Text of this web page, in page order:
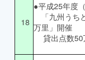
18
●平成25年度
「九州うち
万里」開催
貸出点数50